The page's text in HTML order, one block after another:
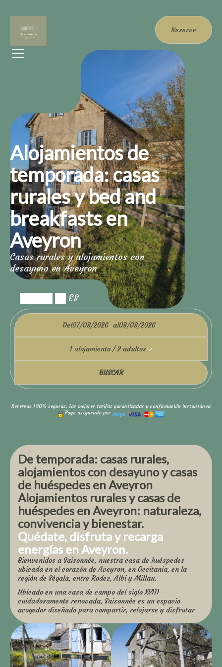
Reserve
Alojamientos de
temporada: casas
rurales y bed and
breakfasts en
Aveyron
Casas rurales y alojamientos con
desayuno en Aveyron
ES
Del al
1 alojamiento /2 adultos
BUSCAR
Reservas 100% seguras, las mejores tarifas garantizadas y confirmación instantánea
Pago asegurado por
De temporada: casas rurales,
alojamientos con desayuno y casas
de huéspedes en Aveyron
Alojamientos rurales y casas de
huéspedes en Aveyron: naturaleza,
convivencia y bienestar.
Quédate, disfruta y recarga
energías en Aveyron.
Bienvenidos a Saisonnée, nuestra casa de huéspedes
ubicada en el corazón de Aveyron, en Occitania, en la
región de Ségala, entre Rodez, Albi y Millau.
Ubicado en una casa de campo del siglo XVIII
cuidadosamente renovada, Saisonnée es un espacio
acogedor diseñado para compartir, relajarse y disfrutar
juntos, ya sea que venga solo, en pareja, con la familia,
amigos, compañeros de trabajo o en grupo.
La gente viene aquí para:
✨ Disfruta de la paz y la tranquilidad de la campiña de
Aveyron.